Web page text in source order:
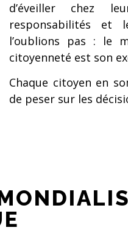
d’éveiller chez
responsabilités et
l’oublions pas : le
citoyenneté est son
Chaque citoyen en
de peser sur les